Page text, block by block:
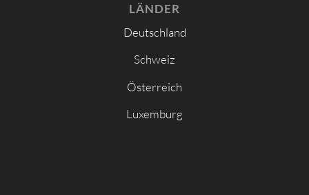
LÄNDER
Deutschland
Schweiz
Österreich
Luxemburg